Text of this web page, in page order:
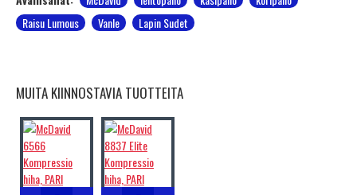
Raisu Lumous
Vanle Lapin Sudet
MUITA KIINNOSTAVIA TUOTTEITA